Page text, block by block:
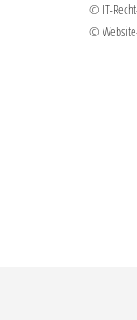
© IT-
©